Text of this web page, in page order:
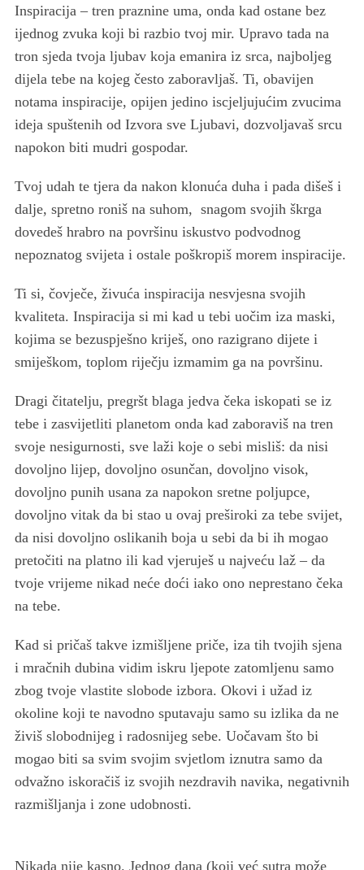
Inspiracija ‒ tren praznine uma, onda kad ostane bez
ijednog zvuka koji bi razbio tvoj mir. Upravo tada na
tron sjeda tvoja ljubav koja emanira iz srca, najboljeg
dijela tebe na kojeg često zaboravljaš. Ti, obavijen
notama inspiracije, opijen jedino iscjeljujućim zvucima
ideja spuštenih od Izvora sve Ljubavi, dozvoljavaš srcu
napokon biti mudri gospodar.
Tvoj udah te tjera da nakon klonuća duha i pada dišeš i
dalje, spretno roniš na suhom, snagom svojih škrga
dovedeš hrabro na površinu iskustvo podvodnog
nepoznatog svijeta i ostale poškropiš morem inspiracije.
Ti si, čovječe, živuća inspiracija nesvjesna svojih
kvaliteta. Inspiracija si mi kad u tebi uočim iza maski,
kojima se bezuspješno kriješ, ono razigrano dijete i
smiješkom, toplom riječju izmamim ga na površinu.
Dragi čitatelju, pregršt blaga jedva čeka iskopati se iz
tebe i zasvijetliti planetom onda kad zaboraviš na tren
svoje nesigurnosti, sve laži koje o sebi misliš: da nisi
dovoljno lijep, dovoljno osunčan, dovoljno visok,
dovoljno punih usana za napokon sretne poljupce,
dovoljno vitak da bi stao u ovaj preširoki za tebe svijet,
da nisi dovoljno oslikanih boja u sebi da bi ih mogao
pretočiti na platno ili kad vjeruješ u najveću laž ‒ da
tvoje vrijeme nikad neće doći iako ono neprestano čeka
na tebe.
Kad si pričaš takve izmišljene priče, iza tih tvojih sjena
i mračnih dubina vidim iskru ljepote zatomljenu samo
zbog tvoje vlastite slobode izbora. Okovi i užad iz
okoline koji te navodno sputavaju samo su izlika da ne
živiš slobodnijeg i radosnijeg sebe. Uočavam što bi
mogao biti sa svim svojim svjetlom iznutra samo da
odvažno iskoračiš iz svojih nezdravih navika, negativnih
razmišljanja i zone udobnosti.
Nikada nije kasno. Jednog dana (koji već sutra može